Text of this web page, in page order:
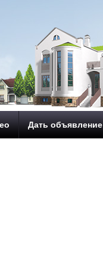
Дать объявление